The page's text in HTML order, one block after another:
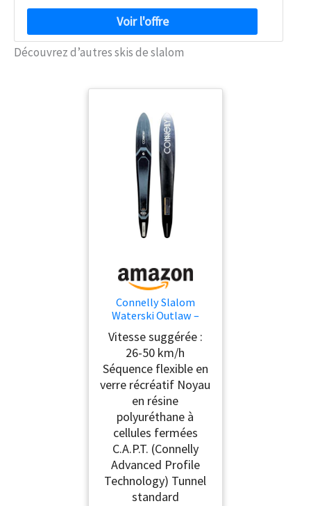
Découvrez d’autres skis de slalom
Connelly Slalom
Waterski Outlaw –
Vitesse suggérée :
26-50 km/h
Séquence flexible en
verre récréatif Noyau
en résine
polyuréthane à
cellules fermées
C.A.P.T. (Connelly
Advanced Profile
Technology) Tunnel
standard